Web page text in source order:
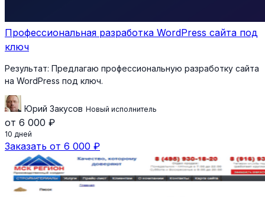
Профессиональная разработка WordPress сайта под
ключ
Результат: Предлагаю профессиональную разработку сайта
на WordPress под ключ.
Юрий Закусов Новый исполнитель
от 6 000 ₽
10 дней
Заказать от 6 000 ₽